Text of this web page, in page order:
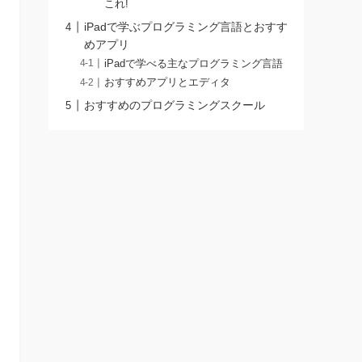
これ!
iPadで学ぶプログラミング言語とおすす
めアプリ
iPadで学べる主なプログラミング言語
おすすめアプリとエディタ
おすすめのプログラミングスクール